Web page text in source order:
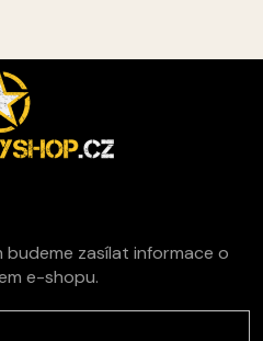
budeme zasílat informace o
e-shopu.